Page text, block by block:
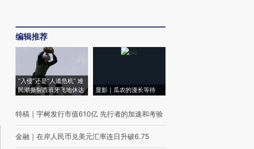
编辑推荐
“入侵”还是“人道危机” 难
民潮撕裂西班牙飞地休达
显影｜瓜农的漫长等待
特稿 ｜ 宇树发行市值610亿 先行者的加速和考验
金融 ｜ 在岸人民币兑美元汇率连日升破6.75